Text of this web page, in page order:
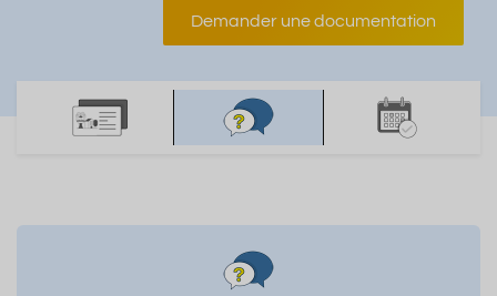
Demander une documentation